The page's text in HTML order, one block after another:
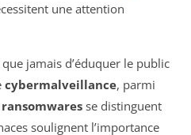
une attention
jamais d’éduquer le public
cybermalveillance, parmi
ransomwares se distinguent
soulignent l’importance